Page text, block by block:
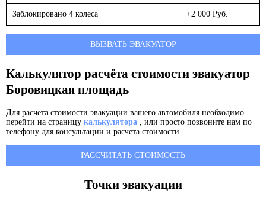
Заблокировано 4 колеса +2 000 Руб.
ВЫЗВАТЬ ЭВАКУАТОР
Калькулятор расчёта стоимости эвакуатор
Боровицкая площадь
Для расчета стоимости эвакуации вашего автомобиля необходимо
перейти на страницу калькулятора , или просто позвоните нам по
телефону для консультации и расчета стоимости
РАССЧИТАТЬ СТОИМОСТЬ
Точки эвакуации